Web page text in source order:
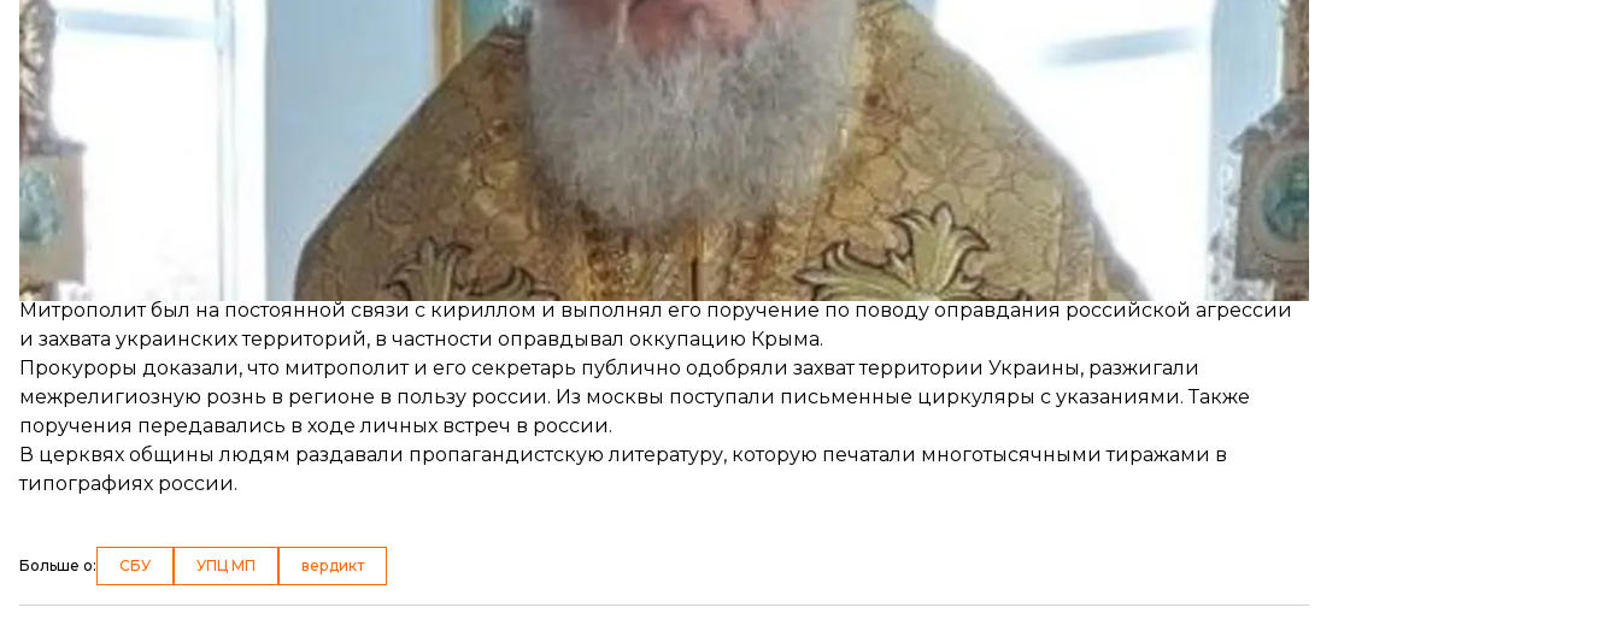
Что это за дело?
Митрополит Иоасаф получил подозрениев декабре 2022 года. По данным СБУ, он входил в ближайшее окружение
московского
патриарха кирилла
, который поддерживал войну россии против Украины и мобилизацию в россии.
Митрополит был на постоянной связи с кириллом и выполнял его поручение по поводу оправдания российской агрессии
и захвата украинских территорий, в частности оправдывал оккупацию Крыма.
Прокуроры доказали, что митрополит и его секретарь публично одобряли захват территории Украины, разжигали
межрелигиозную рознь в регионе в пользу россии. Из москвы поступали письменные циркуляры с указаниями. Также
поручения передавались в ходе личных встреч в россии.
В церквях общины людям раздавали пропагандистскую литературу, которую печатали многотысячными тиражами в
типографиях россии.
Больше о: СБУ УПЦ МП вердикт